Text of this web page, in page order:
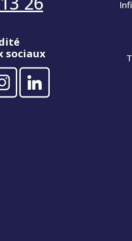
sociaux